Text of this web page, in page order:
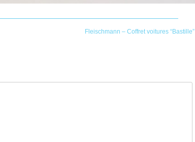
Fleischmann – Coffret voitures “Bastille”